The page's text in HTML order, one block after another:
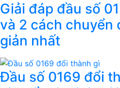
Giải đáp đầu số
và 2 cách chuyển
giản nhất
Đầu số 0169 đổi